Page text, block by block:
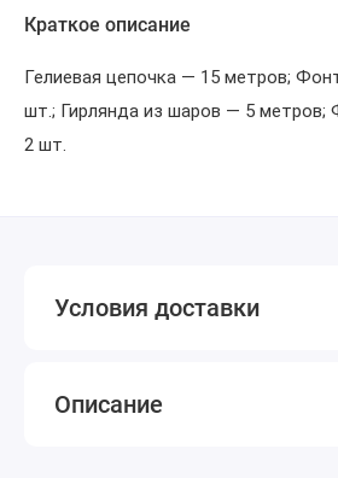
Краткое описание
Гелиевая цепочка — 15 метров;
шт.; Гирлянда из шаров — 5 метров;
2 шт.
Условия доставки
Описание